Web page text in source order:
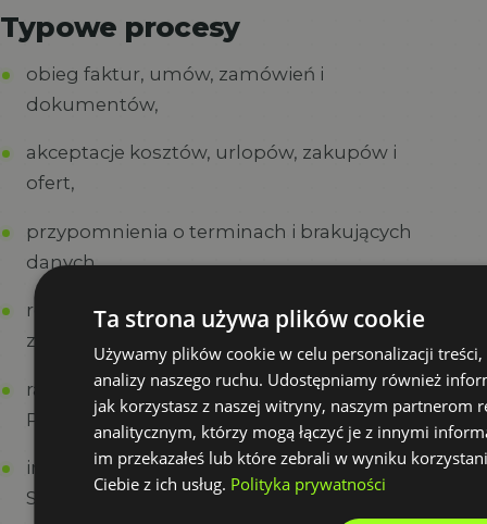
Typowe procesy
obieg faktur, umów, zamówień i
dokumentów,
akceptacje kosztów, urlopów, zakupów i
ofert,
przypomnienia o terminach i brakujących
danych,
rejestry projektów, klientów, zadań i
zgłoszeń,
raportowanie z danych z SharePoint, Excela,
Power BI albo Dataverse,
integracje między skrzynką, Teams, listami
SharePoint i aplikacjami.
Ta strona używa plików cookie
Używamy plików cookie w celu personalizacji
analizy naszego ruchu. Udostępniamy również
jak korzystasz z naszej witryny, naszym partnerom
analitycznym, którzy mogą łączyć je z innymi
im przekazałeś lub które zebrali w wyniku
Ciebie z ich usług. Polityka prywatności